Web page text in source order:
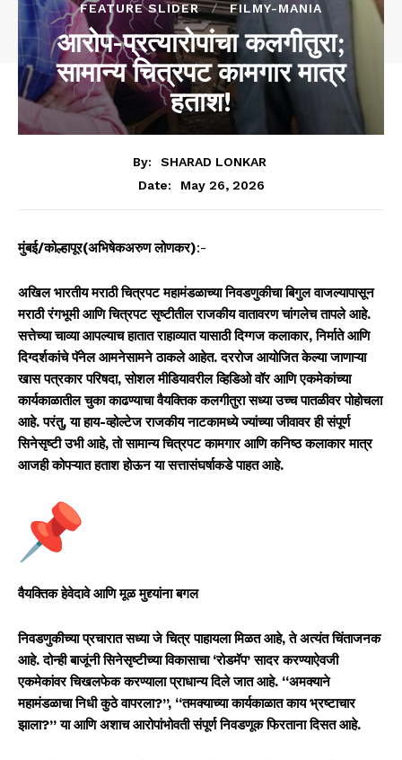
FEATURE SLIDER FILMY-MANIA
आरोप-प्रत्यारोपांचा कलगीतुरा;
सामान्य चित्रपट कामगार मात्र
हताश!
By:
SHARAD LONKAR
Date:
May 26, 2026
मुंबई/कोल्हापूर(अभिषेकअरुण लोणकर):-
अखिल भारतीय मराठी चित्रपट महामंडळाच्या निवडणुकीचा बिगुल वाजल्यापासून
मराठी रंगभूमी आणि चित्रपट सृष्टीतील राजकीय वातावरण चांगलेच तापले आहे.
सत्तेच्या चाव्या आपल्याच हातात राहाव्यात यासाठी दिग्गज कलाकार, निर्माते आणि
दिग्दर्शकांचे पॅनेल आमनेसामने ठाकले आहेत. दररोज आयोजित केल्या जाणाऱ्या
खास पत्रकार परिषदा, सोशल मीडियावरील व्हिडिओ वॉर आणि एकमेकांच्या
कार्यकाळातील चुका काढण्याचा वैयक्तिक कलगीतुरा सध्या उच्च पातळीवर पोहोचला
आहे. परंतु, या हाय-व्होल्टेज राजकीय नाटकामध्ये ज्यांच्या जीवावर ही संपूर्ण
सिनेसृष्टी उभी आहे, तो सामान्य चित्रपट कामगार आणि कनिष्ठ कलाकार मात्र
आजही कोपऱ्यात हताश होऊन या सत्तासंघर्षाकडे पाहत आहे.
वैयक्तिक हेवेदावे आणि मूळ मुद्द्यांना बगल
निवडणुकीच्या प्रचारात सध्या जे चित्र पाहायला मिळत आहे, ते अत्यंत चिंताजनक
आहे. दोन्ही बाजूंनी सिनेसृष्टीच्या विकासाचा ‘रोडमॅप’ सादर करण्याऐवजी
एकमेकांवर चिखलफेक करण्याला प्राधान्य दिले जात आहे. “अमक्याने
महामंडळाचा निधी कुठे वापरला?”, “तमक्याच्या कार्यकाळात काय भ्रष्टाचार
झाला?” या आणि अशाच आरोपांभोवती संपूर्ण निवडणूक फिरताना दिसत आहे.